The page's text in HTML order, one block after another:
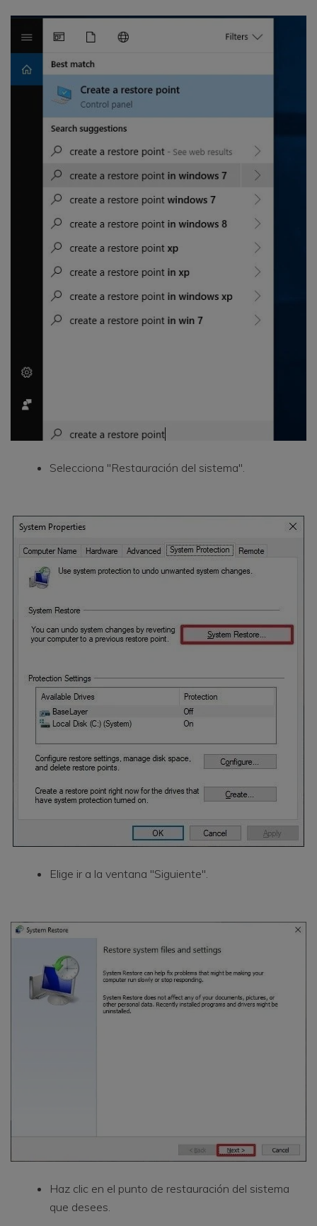
Selecciona "Restauración del sistema".
Elige ir a la ventana "Siguiente".
Haz clic en el punto de restauración del sistema
que desees.